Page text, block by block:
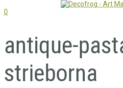
0
antique-
strieborna